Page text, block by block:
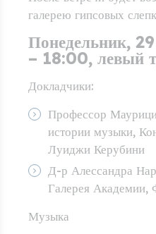
галерею гипсовых
Понедельник,
– 18:00, левый
Докладчики:
Профессор
истории музыки,
Луиджи Керубини
Д-р Алессандра
Галерея Академии,
Музыка